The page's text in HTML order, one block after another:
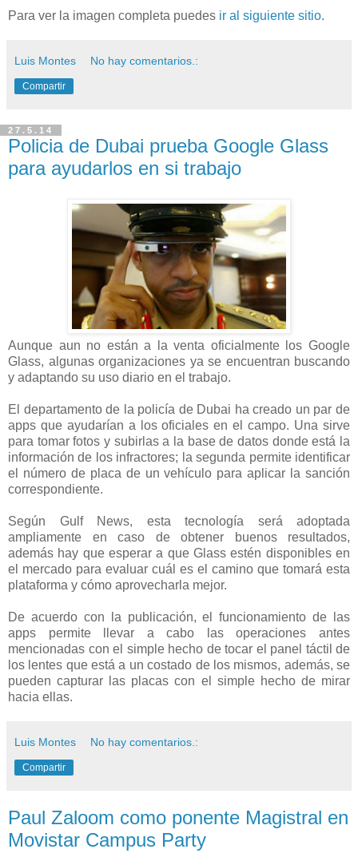
Para ver la imagen completa puedes ir al siguiente sitio.
Luis Montes No hay comentarios.:
Compartir
27.5.14
Policia de Dubai prueba Google Glass
para ayudarlos en si trabajo
Aunque aun no están a la venta oficialmente los Google
Glass, algunas organizaciones ya se encuentran buscando
y adaptando su uso diario en el trabajo.
El departamento de la policía de Dubai ha creado un par de
apps que ayudarían a los oficiales en el campo. Una sirve
para tomar fotos y subirlas a la base de datos donde está la
información de los infractores; la segunda permite identificar
el número de placa de un vehículo para aplicar la sanción
correspondiente.
Según Gulf News, esta tecnología será adoptada
ampliamente en caso de obtener buenos resultados,
además hay que esperar a que Glass estén disponibles en
el mercado para evaluar cuál es el camino que tomará esta
plataforma y cómo aprovecharla mejor.
De acuerdo con la publicación, el funcionamiento de las
apps permite llevar a cabo las operaciones antes
mencionadas con el simple hecho de tocar el panel táctil de
los lentes que está a un costado de los mismos, además, se
pueden capturar las placas con el simple hecho de mirar
hacia ellas.
Luis Montes No hay comentarios.:
Compartir
Paul Zaloom como ponente Magistral en
Movistar Campus Party